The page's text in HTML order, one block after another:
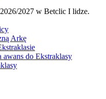
2027 w Betclic I lidze.
Arkę
awans do Ekstraklasy